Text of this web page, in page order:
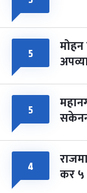
५ मोहन
५
४ कर ५